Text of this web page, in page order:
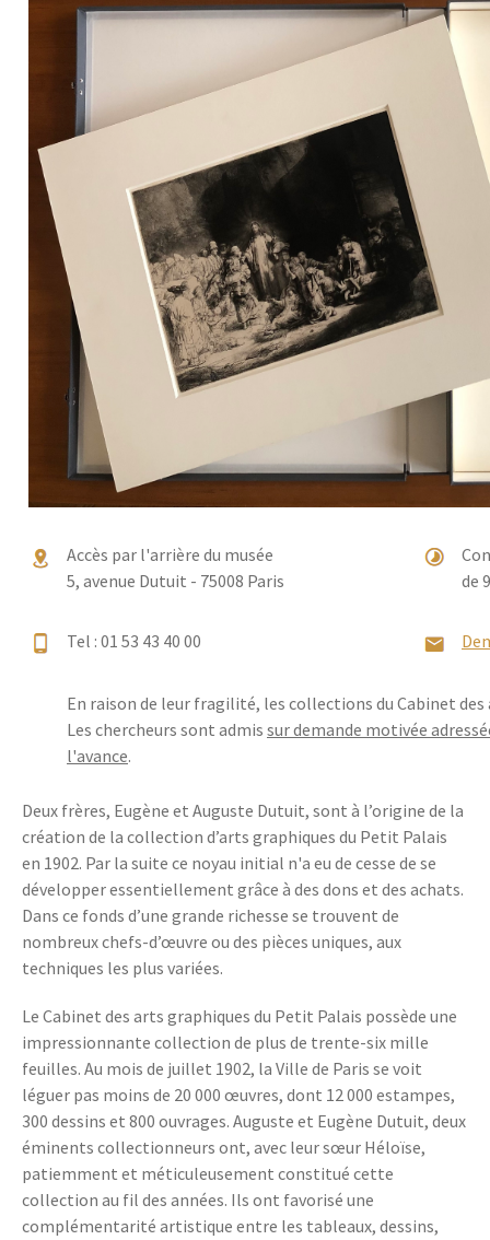
Accès par l'arrière du musée
5, avenue Dutuit - 75008 Paris
de
Tel : 01 53 43 40 00
En raison de leur fragilité, les collections du Cabinet
Les chercheurs sont admis sur demande motivée
l'avance.
Deux frères, Eugène et Auguste Dutuit, sont à l’origine de la
création de la collection d’arts graphiques du Petit Palais
en 1902. Par la suite ce noyau initial n'a eu de cesse de se
développer essentiellement grâce à des dons et des achats.
Dans ce fonds d’une grande richesse se trouvent de
nombreux chefs-d’œuvre ou des pièces uniques, aux
techniques les plus variées.
Le Cabinet des arts graphiques du Petit Palais possède une
impressionnante collection de plus de trente-six mille
feuilles. Au mois de juillet 1902, la Ville de Paris se voit
léguer pas moins de 20 000 œuvres, dont 12 000 estampes,
300 dessins et 800 ouvrages. Auguste et Eugène Dutuit, deux
éminents collectionneurs ont, avec leur sœur Héloïse,
patiemment et méticuleusement constitué cette
collection au fil des années. Ils ont favorisé une
complémentarité artistique entre les tableaux, dessins,